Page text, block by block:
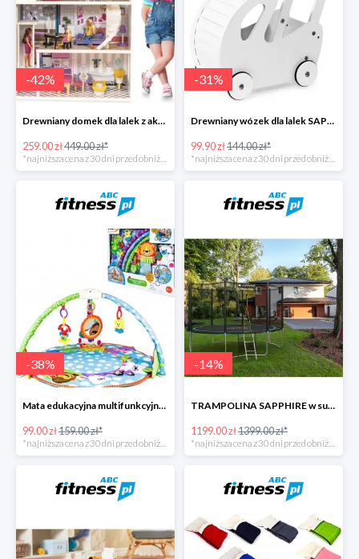
-42%
Drewniany domek dla lalek z akcesoriami i światełkami LED
259.00 zł449.00 zł*
*najniższa cena z 30 dni przed obniżką
-31%
Drewniany wózek dla lalek SAPPHIRE
99.90 zł144.00 zł*
*najniższa cena z 30 dni przed obniżką
-38%
Mata edukacyjna multifunkcyjna z muzyką
99.00 zł159.00 zł*
-14%
TRAMPOLINA SAPPHIRE w super cenie
1199.00 zł1399.00 zł*